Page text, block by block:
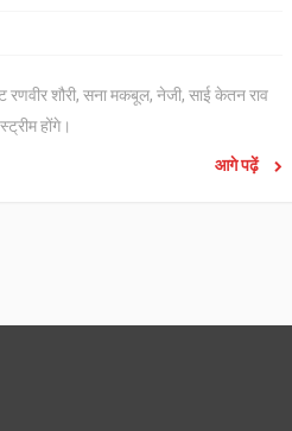
शौरी, सना मकबूल, नेजी, साई केतन राव
होंगे।
आगे पढ़ें